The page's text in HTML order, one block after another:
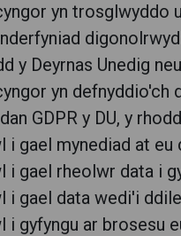
yn trosglwyddo
y Deyrnas Unedig
yn defnyddio'ch
GDPR y DU, y
i gael mynediad at
i gael rheolwr data i
i gael data wedi'i
i gyfyngu ar brosesu